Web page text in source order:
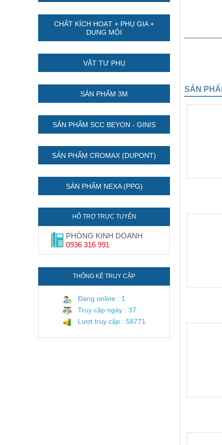
CHẤT KÍCH HOẠT + PHỤ GIA +
DUNG MÔI
VẬT TƯ PHỤ
SẢN PHẨM 3M
SẢN PHẨM SCC BEYON - GINIS
SẢN PHẨM CROMAX (DUPONT)
SẢN PHẨM NEXA (PPG)
HỖ TRỢ TRỰC TUYẾN
PHÒNG KINH DOANH
0936 316 991
THỐNG KÊ TRUY CẬP
Đang online : 1
Truy cập ngày : 37
Lượt truy cập : 58771
SẢN